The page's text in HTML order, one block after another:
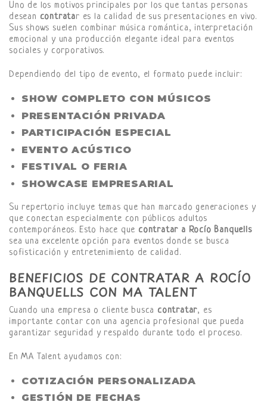
Uno de los motivos principales por los que tantas personas
desean contratar es la calidad de sus presentaciones en vivo.
Sus shows suelen combinar música romántica, interpretación
emocional y una producción elegante ideal para eventos
sociales y corporativos.
Dependiendo del tipo de evento, el formato puede incluir:
SHOW COMPLETO CON MÚSICOS
PRESENTACIÓN PRIVADA
PARTICIPACIÓN ESPECIAL
EVENTO ACÚSTICO
FESTIVAL O FERIA
SHOWCASE EMPRESARIAL
Su repertorio incluye temas que han marcado generaciones y
que conectan especialmente con públicos adultos
contemporáneos. Esto hace que contratar a Rocío Banquells
sea una excelente opción para eventos donde se busca
sofisticación y entretenimiento de calidad.
BENEFICIOS DE CONTRATAR A ROCÍO
BANQUELLS CON MA TALENT
Cuando una empresa o cliente busca contratar, es
importante contar con una agencia profesional que pueda
garantizar seguridad y respaldo durante todo el proceso.
En MA Talent ayudamos con:
COTIZACIÓN PERSONALIZADA
GESTIÓN DE FECHAS